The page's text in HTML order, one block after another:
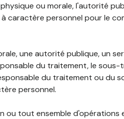
ou morale, l'autorité
caractère personnel pour le
une autorité publique, un
du traitement, le
du traitement ou du
personnel.
ou tout ensemble d'opérations